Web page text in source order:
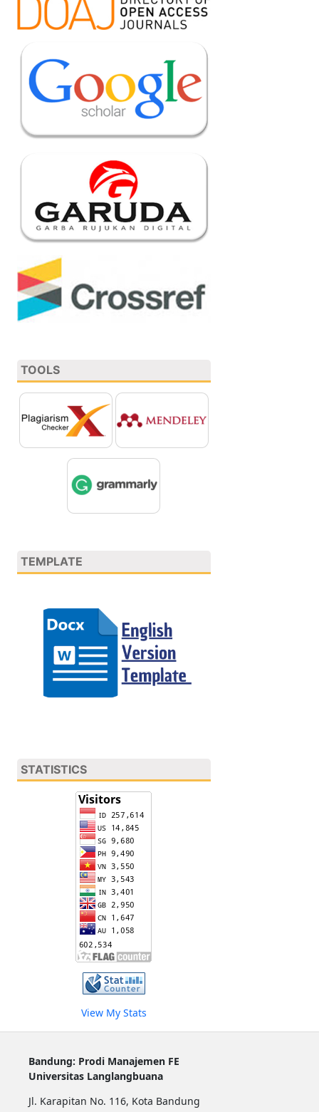
TOOLS
TEMPLATE
STATISTICS
View My Stats
Bandung: Prodi Manajemen FE
Universitas Langlangbuana
Jl. Karapitan No. 116, Kota Bandung